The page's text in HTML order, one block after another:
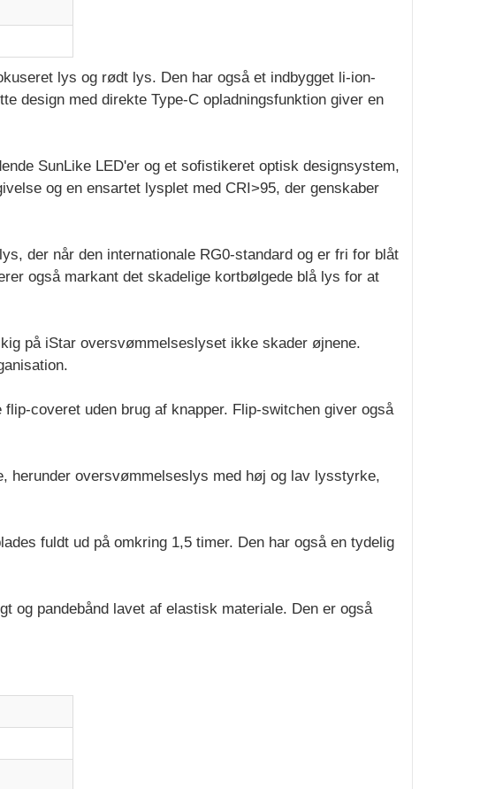
lys og rødt lys. Den har også et indbygget li-ion-
design med direkte Type-C opladningsfunktion giver en
SunLike LED'er og et sofistikeret optisk designsystem,
og en ensartet lysplet med CRI>95, der genskaber
der når den internationale RG0-standard og er fri for blåt
også markant det skadelige kortbølgede blå lys for at
på iStar oversvømmelseslyset ikke skader øjnene.
coveret uden brug af knapper. Flip-switchen giver også
herunder oversvømmelseslys med høj og lav lysstyrke,
fuldt ud på omkring 1,5 timer. Den har også en tydelig
pandebånd lavet af elastisk materiale. Den er også